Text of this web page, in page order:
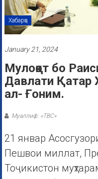
Хабарҳо
January 21, 2024
Мулоқот бо
Давлати Қатар
ал- Ғоним.
Муаллиф: «ТВС»
21 январ
Пешвои миллат,
Тоҷикистон